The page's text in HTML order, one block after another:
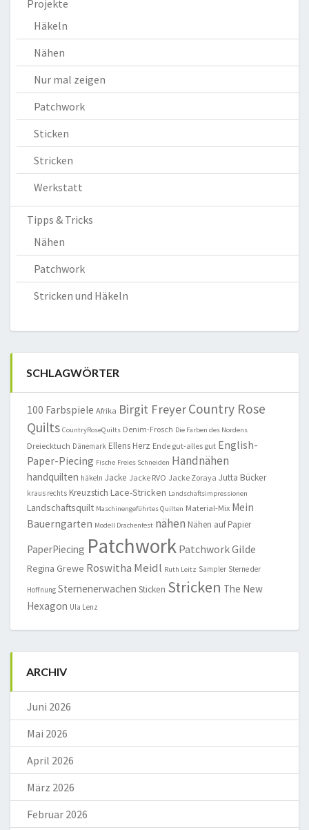
Projekte
Häkeln
Nähen
Nur mal zeigen
Patchwork
Sticken
Stricken
Werkstatt
Tipps & Tricks
Nähen
Patchwork
Stricken und Häkeln
SCHLAGWÖRTER
100 Farbspiele Afrika Birgit FreyerCountry Rose
Quilts CountryRoseQuilts Denim-Frosch Die Farben des Nordens
Dreiecktuch Dänemark Ellens Herz Ende gut-alles gut English-
Paper-Piecing Fische Freies Schneiden Handnähen
handquilten häkeln Jacke Jacke RVO Jacke Zoraya Jutta Bücker
kraus rechts Kreuzstich Lace-Stricken Landschaftsimpressionen
Landschaftsquilt Maschinengeführtes Quilten Material-Mix Mein
Bauerngarten Modell Drachenfest nähen Nähen auf Papier
PaperPiecing Patchwork Patchwork Gilde
Regina Grewe Roswitha Meidl Ruth Leitz Sampler Sterne der
Hoffnung Sternenerwachen Sticken Stricken The New
Hexagon Ula Lenz
ARCHIV
Juni 2026
Mai 2026
April 2026
März 2026
Februar 2026